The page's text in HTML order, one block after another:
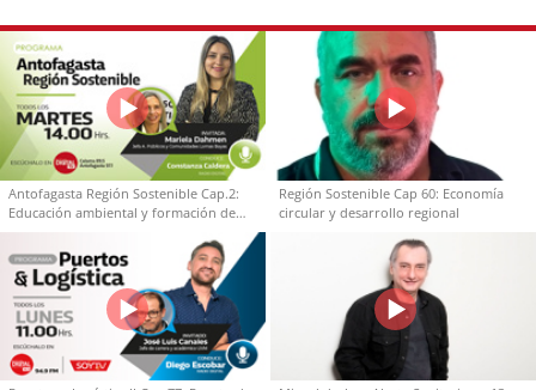
Antofagasta Región Sostenible Cap.2:
Educación ambiental y formación de
capacidades técnicas
Región Sostenible Cap 60: Economía
circular y desarrollo regional